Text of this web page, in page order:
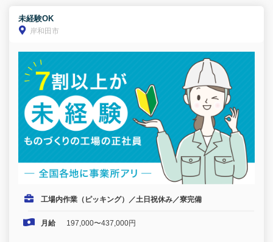
未経験OK
岸和田市
工場内作業（ピッキング）／土日祝休み／寮完備
月給 197,000〜437,000円